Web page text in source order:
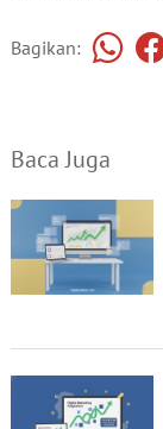
Bagikan:
Baca Juga